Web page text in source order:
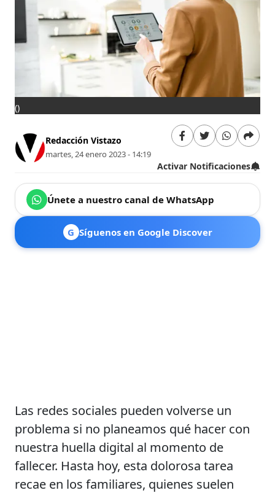
()
Redacción Vistazo
martes, 24 enero 2023 - 14:19
Activar Notificaciones
Únete a nuestro canal de WhatsApp
G Síguenos en Google Discover
Las redes sociales pueden volverse un
problema si no planeamos qué hacer con
nuestra huella digital al momento de
fallecer. Hasta hoy, esta dolorosa tarea
recae en los familiares, quienes suelen